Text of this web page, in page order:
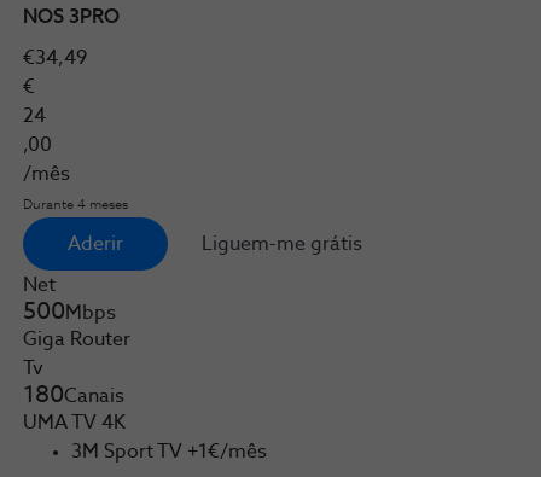
NOS 3PRO
€34,49
€
24
,00
/mês
Durante 4 meses
Aderir Liguem-me grátis
Net
500 Mbps
Giga Router
Tv
180Canais
UMA TV 4K
3M Sport TV +1€/mês